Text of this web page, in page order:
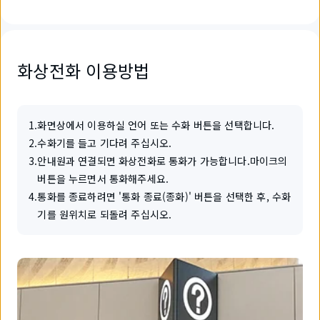
화상전화 이용방법
1.화면상에서 이용하실 언어 또는 수화 버튼을 선택합니다.
2.수화기를 들고 기다려 주십시오.
3.안내원과 연결되면 화상전화로 통화가 가능합니다.마이크의
버튼을 누르면서 통화해주세요.
4.통화를 종료하려면 '통화 종료(종화)' 버튼을 선택한 후, 수화
기를 원위치로 되돌려 주십시오.